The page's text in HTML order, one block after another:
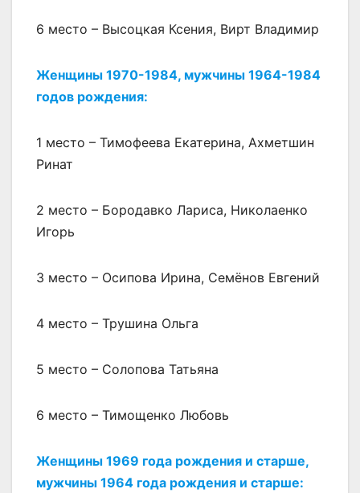
6 место – Высоцкая Ксения, Вирт Владимир
Женщины 1970-1984, мужчины 1964-1984
годов рождения:
1 место – Тимофеева Екатерина, Ахметшин
Ринат
2 место – Бородавко Лариса, Николаенко
Игорь
3 место – Осипова Ирина, Семёнов Евгений
4 место – Трушина Ольга
5 место – Солопова Татьяна
6 место – Тимощенко Любовь
Женщины 1969 года рождения и старше,
мужчины 1964 года рождения и старше: